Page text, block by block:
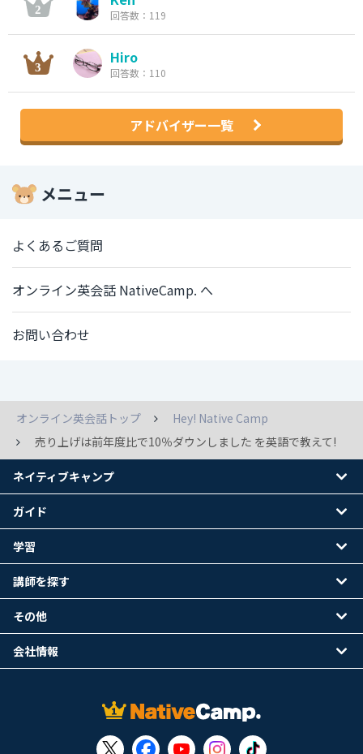
回答数：119
Hiro
回答数：110
アドバイザー一覧
メニュー
よくあるご質問
オンライン英会話 NativeCamp. へ
お問い合わせ
オンライン英会話トップ
Hey! Native Camp
売り上げは前年度比で10％ダウンしました を英語で教えて!
ネイティブキャンプ
ガイド
学習
講師を探す
その他
会社情報